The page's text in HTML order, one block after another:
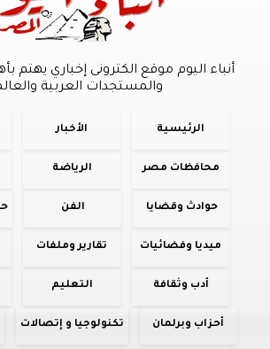
أنباء اليوم موقع الكترونى إخباري يهتم
والمستجدات العربية
الرئيسية الأخبار
محافظات مصر الرياضة
حوادث وقضايا الفن
ميديا وفضائيات تقارير وملفات
أدب وثقافة التعليم
أحزاب وبرلمان تكنولوجيا و إتصالات